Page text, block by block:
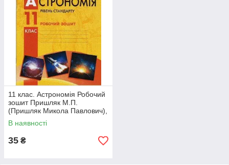
11 клас. Астрономія Робочий
зошит Пришляк М.П.
(Пришляк Микола Павлович),
Ранок
В наявності
35 ₴